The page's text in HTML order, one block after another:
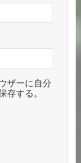
ザーに自分
存する。